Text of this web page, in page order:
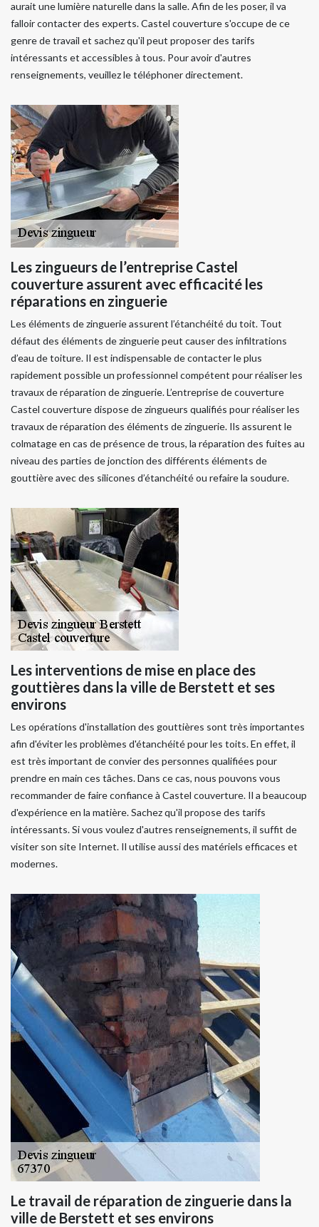
aurait une lumière naturelle dans la salle. Afin de les poser, il va
falloir contacter des experts. Castel couverture s'occupe de ce
genre de travail et sachez qu'il peut proposer des tarifs
intéressants et accessibles à tous. Pour avoir d'autres
renseignements, veuillez le téléphoner directement.
Les zingueurs de l’entreprise Castel
couverture assurent avec efficacité les
réparations en zinguerie
Les éléments de zinguerie assurent l’étanchéité du toit. Tout
défaut des éléments de zinguerie peut causer des infiltrations
d’eau de toiture. Il est indispensable de contacter le plus
rapidement possible un professionnel compétent pour réaliser les
travaux de réparation de zinguerie. L’entreprise de couverture
Castel couverture dispose de zingueurs qualifiés pour réaliser les
travaux de réparation des éléments de zinguerie. Ils assurent le
colmatage en cas de présence de trous, la réparation des fuites au
niveau des parties de jonction des différents éléments de
gouttière avec des silicones d’étanchéité ou refaire la soudure.
Les interventions de mise en place des
gouttières dans la ville de Berstett et ses
environs
Les opérations d'installation des gouttières sont très importantes
afin d'éviter les problèmes d'étanchéité pour les toits. En effet, il
est très important de convier des personnes qualifiées pour
prendre en main ces tâches. Dans ce cas, nous pouvons vous
recommander de faire confiance à Castel couverture. Il a beaucoup
d'expérience en la matière. Sachez qu'il propose des tarifs
intéressants. Si vous voulez d'autres renseignements, il suffit de
visiter son site Internet. Il utilise aussi des matériels efficaces et
modernes.
Le travail de réparation de zinguerie dans la
ville de Berstett et ses environs